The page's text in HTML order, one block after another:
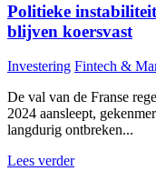
Politieke
blijven koersvast
Investering Fintech &
De val van de Franse
2024 aansleept,
langdurig ontbreken...
Lees verder